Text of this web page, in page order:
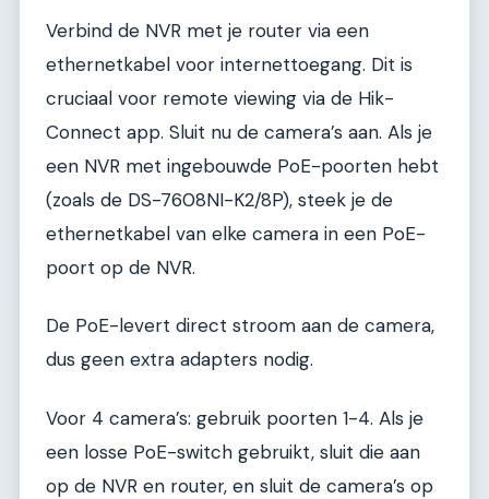
Verbind de NVR met je router via een
ethernetkabel voor internettoegang. Dit is
cruciaal voor remote viewing via de Hik-
Connect app. Sluit nu de camera’s aan. Als je
een NVR met ingebouwde PoE-poorten hebt
(zoals de DS-7608NI-K2/8P), steek je de
ethernetkabel van elke camera in een PoE-
poort op de NVR.
De PoE-levert direct stroom aan de camera,
dus geen extra adapters nodig.
Voor 4 camera’s: gebruik poorten 1-4. Als je
een losse PoE-switch gebruikt, sluit die aan
op de NVR en router, en sluit de camera’s op